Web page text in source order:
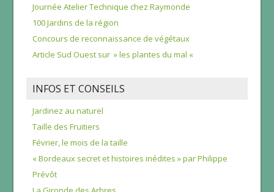
Journée Atelier Technique chez Raymonde
100 Jardins de la région
Concours de reconnaissance de végétaux
Article Sud Ouest sur » les plantes du mal «
INFOS ET CONSEILS
Jardinez au naturel
Taille des Fruitiers
Février, le mois de la taille
« Bordeaux secret et histoires inédites » par Philippe
Prévôt